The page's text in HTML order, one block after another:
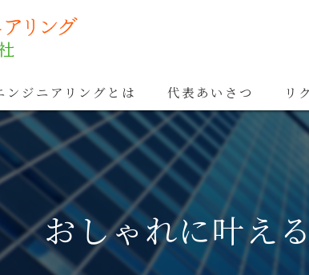
ンジニアリングとは 代表あいさつ リ
おしゃれに叶え